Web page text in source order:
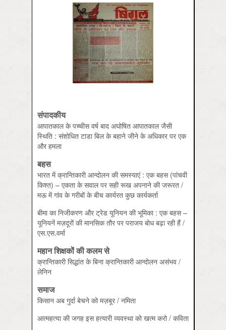
संपादकीय
आपातकाल के पच्‍चीस वर्ष बाद अघोषित आपातकाल जैसी
स्थिति : संशोधित टाडा बिल के बहाने जीने के अधिकार पर एक
और हमला
बहस
भारत में क्रान्तिकारी आन्‍दोलन की समस्‍याएं : एक बहस (पांचवी
किश्‍त) – एकता के सवाल पर सही रूख अपनाने की जरूरत /
मऊ में गांव के गरीबों के बीच कार्यरत कुछ कार्यकर्ता
बीमा का निजीकरण और ट्रेड यूनियन की भूमिका : एक बहस –
यूनियनें मज़दूरों की मानसिक तौर पर पराजय बोध बढ़ा रही हैं /
एस.एस.वर्मा
महान शिक्षकों की कलम से
क्रान्तिकारी सि‍द्धांत के बिना क्रान्तिकारी आन्‍दोलन असंभव /
लेनिन
समाज
किसान अब गुर्दा बेचने को मज़बूर / नमिता
आत्‍महत्‍या की जगह इस हत्‍यारी व्‍यवस्‍था को खत्‍म करो / कविता